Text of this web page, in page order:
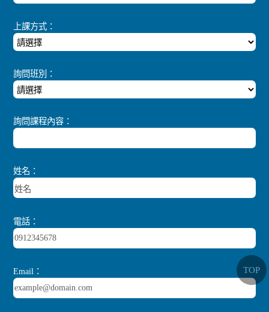
上課方式：
詢問班別：
詢問課程內容：
姓名：
電話：
Email： TOP